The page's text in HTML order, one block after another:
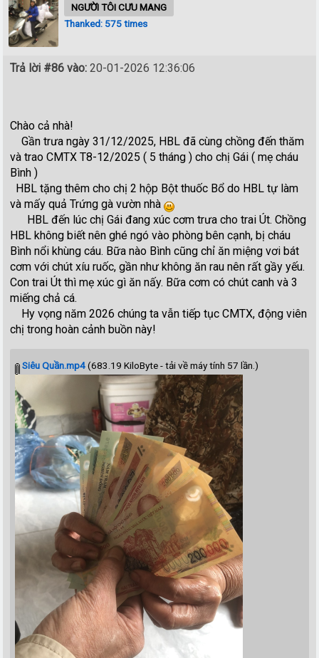
NGƯỜI TÔI CƯU MANG
Thanked: 575 times
Trả lời #86 vào: 20-01-2026 12:36:06
Chào cả nhà!
Gần trưa ngày 31/12/2025, HBL đã cùng chồng đến thăm
và trao CMTX T8-12/2025 ( 5 tháng ) cho chị Gái ( mẹ cháu
Bình )
HBL tặng thêm cho chị 2 hộp Bột thuốc Bổ do HBL tự làm
và mấy quả Trứng gà vườn nhà
HBL đến lúc chị Gái đang xúc cơm trưa cho trai Út. Chồng
HBL không biết nên ghé ngó vào phòng bên cạnh, bị cháu
Bình nổi khùng cáu. Bữa nào Bình cũng chỉ ăn miệng vơi bát
cơm với chút xíu ruốc, gần như không ăn rau nên rất gầy yếu.
Con trai Út thì mẹ xúc gì ăn nấy. Bữa cơm có chút canh và 3
miếng chả cá.
Hy vọng năm 2026 chúng ta vẫn tiếp tục CMTX, động viên
chị trong hoàn cảnh buồn này!
Siêu Quần.mp4(683.19 KiloByte - tải về máy tính 57 lần.)